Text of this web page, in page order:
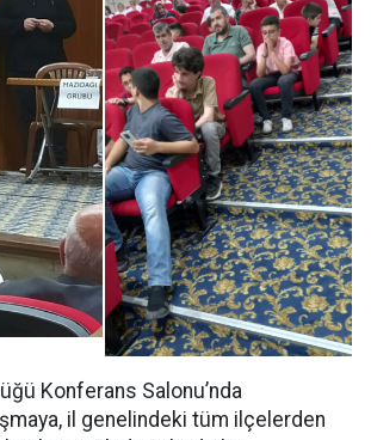
Konferans Salonu’nda
il genelindeki tüm ilçelerden